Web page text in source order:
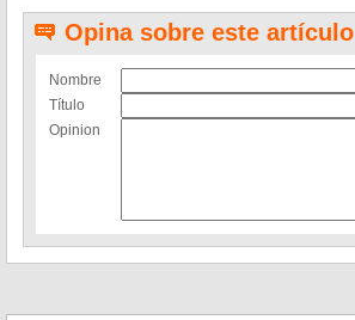
Opina sobre este artículo
Nombre
Título
Opinion